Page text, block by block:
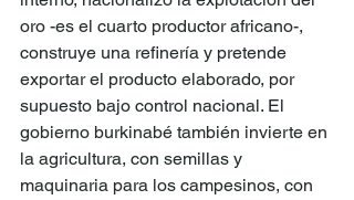
oro -es el cuarto productor africano-,
construye una refinería y pretende
exportar el producto elaborado, por
supuesto bajo control nacional. El
gobierno burkinabé también invierte en
la agricultura, con semillas y
maquinaria para los campesinos, con